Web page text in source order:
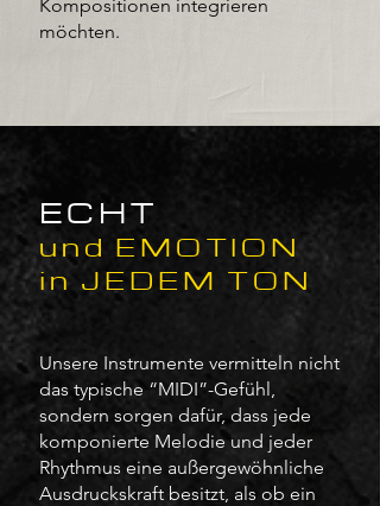
Kompositionen integrieren
möchten.
ECHT
und EMOTION
in JEDEM TON
Unsere Instrumente vermitteln nicht
das typische “MIDI”-Gefühl,
sondern sorgen dafür, dass jede
komponierte Melodie und jeder
Rhythmus eine außergewöhnliche
Ausdruckskraft besitzt, als ob ein